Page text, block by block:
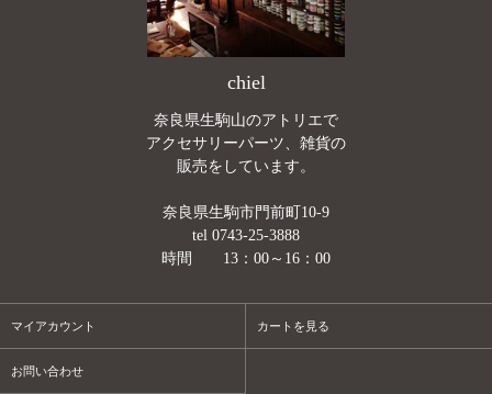
chiel
奈良県生駒山のアトリエで
アクセサリーパーツ、雑貨の
販売をしています。
奈良県生駒市門前町10-9
tel 0743-25-3888
時間 13：00～16：00
マイアカウント カートを見る
お問い合わせ